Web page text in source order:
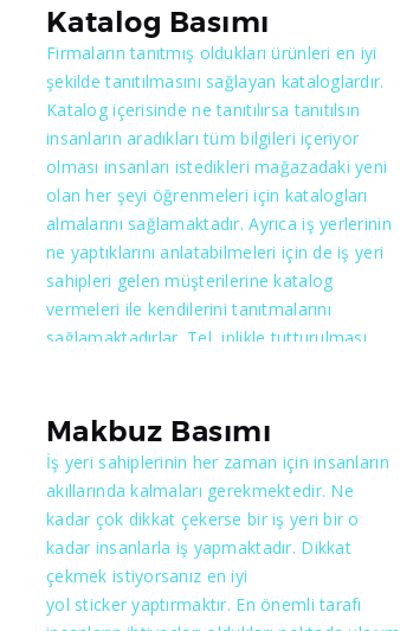
anlaşma yapması ve resmi evrakların
basımına izin vermesi için öncelikle
müraacatta bulunan matbaa’nın makina
teşkilatının yeterli bulunması, özgeçmişinde
sabıka bulunmaması gibi özellikler istemekle
beraber matbaalar’dan belli bir miktarda
teminat mektubu, ya da nakit para blokesi
alır.Kriterlere uyması halinde her ilin
matbaacılar odası tarafından verilen
yeterlilik belgesi ile birlikte maliye anlaşmalı
matbaaya evrak basımına izin verir. İrsaliyeli
Fatura, yaptıran ve yapan kişilere çok ciddi
Katalog Basımı
Firmaların tanıtmış oldukları ürünleri en iyi
şekilde tanıtılmasını sağlayan kataloglardır.
Katalog içerisinde ne tanıtılırsa tanıtılsın
insanların aradıkları tüm bilgileri içeriyor
olması insanları istedikleri mağazadaki yeni
olan her şeyi öğrenmeleri için katalogları
almalarını sağlamaktadır. Ayrıca iş yerlerinin
ne yaptıklarını anlatabilmeleri için de iş yeri
sahipleri gelen müşterilerine katalog
vermeleri ile kendilerini tanıtmalarını
sağlamaktadırlar. Tel, iplikle tutturulması
yapılabilmektedir. Renkler her zaman çok
önemlidir. Yansıtılan ürünün ne olduğu, nasıl
olduğunu en iyi şekilde yansıtmalıdır.
Vereceği canlılık ile insanların ürünleri satın
almalarını ya da daha fazla ilgilenmelerine
neden olmaktadır. Sizler de kalite
istiyorsanız bizi tercih etmelisiniz.
Makbuz Basımı
İş yeri sahiplerinin her zaman için insanların
akıllarında kalmaları gerekmektedir. Ne
kadar çok dikkat çekerse bir iş yeri bir o
kadar insanlarla iş yapmaktadır. Dikkat
çekmek istiyorsanız en iyi
yol sticker yaptırmaktır. En önemli tarafı